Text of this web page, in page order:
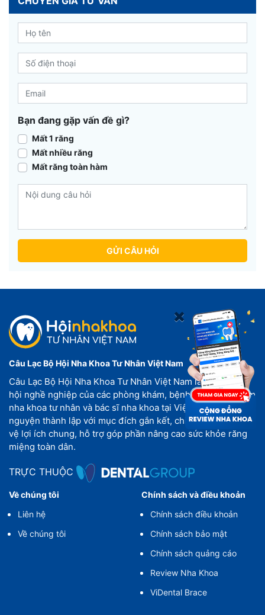
Bạn đang gặp vấn đề gì?
Mất 1 răng
Mất nhiều răng
Mất răng toàn hàm
GỬI CÂU HỎI
Câu Lạc Bộ Hội Nha Khoa Tư Nhân Việt Nam
Câu Lạc Bộ Hội Nha Khoa Tư Nhân Việt Nam là tổ chức xã
hội nghề nghiệp của các phòng khám, bệnh viện, trung tâm
nha khoa tư nhân và bác sĩ nha khoa tại Việt Nam, tự
nguyện thành lập với mục đích gắn kết, chia sẻ, cùng bảo
vệ lợi ích chung, hỗ trợ góp phần nâng cao sức khỏe răng
miệng toàn dân.
TRỰC THUỘC
Về chúng tôi
Liên hệ
Về chúng tôi
Chính sách và điều khoản
Chính sách điều khoản
Chính sách bảo mật
Chính sách quảng cáo
Review Nha Khoa
ViDental Brace